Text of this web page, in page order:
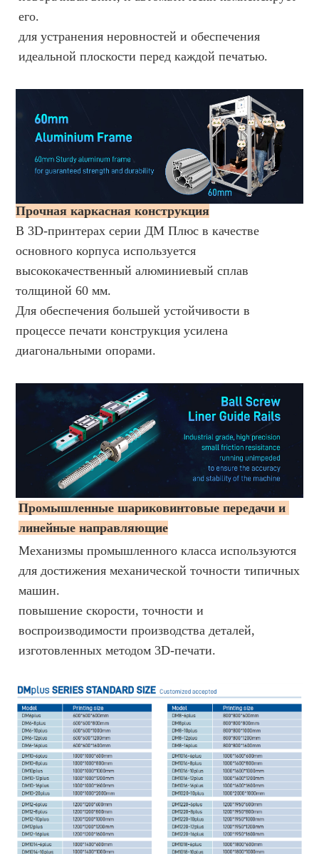
его.
для устранения неровностей и обеспечения
идеальной плоскости перед каждой печатью.
Прочная каркасная конструкция
В 3D-принтерах серии ДМ Плюс в качестве
основного корпуса используется
высококачественный алюминиевый сплав
толщиной 60 мм.
Для обеспечения большей устойчивости в
процессе печати конструкция усилена
диагональными опорами.
Промышленные шариковинтовые передачи и
линейные направляющие
Механизмы промышленного класса используются
для достижения механической точности типичных
машин.
повышение скорости, точности и
воспроизводимости производства деталей,
изготовленных методом 3D-печати.